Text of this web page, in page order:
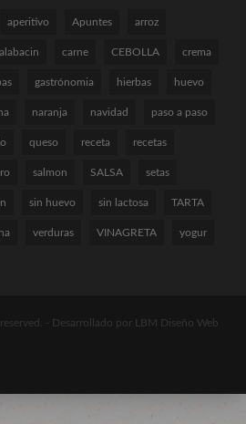
aperitivo Apuntes arroz
carne CEBOLLA crema
gastrónomia hierbas huevo
naranja navidad paso a paso
queso receta recetas
salmon SALSA setas
sin huevo sin lactosa TARTA
verduras VINAGRETA yogur
- Desarrollado por LBM Diseño Web